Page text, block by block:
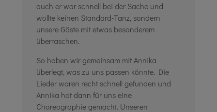
auch er war schnell bei der Sache und
wollte keinen Standard-Tanz, sondern
unsere Gäste mit etwas besonderem
überraschen.
So haben wir gemeinsam mit Annika
überlegt, was zu uns passen könnte. Die
Lieder waren recht schnell gefunden und
Annika hat dann für uns eine
Choreographie gemacht. Unseren